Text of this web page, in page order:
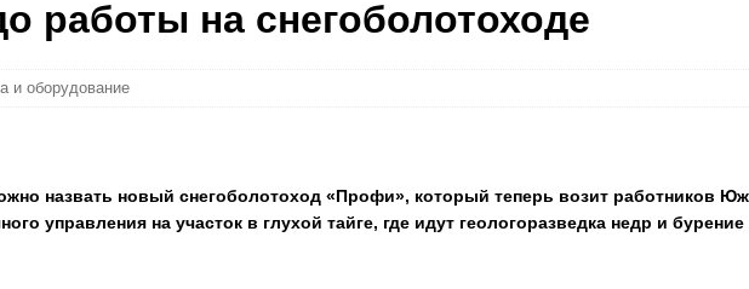
работы на снегоболотоходе
и оборудование
назвать новый снегоболотоход «Профи», который теперь возит работников
управления на участок в глухой тайге, где идут геологоразведка недр и бурение